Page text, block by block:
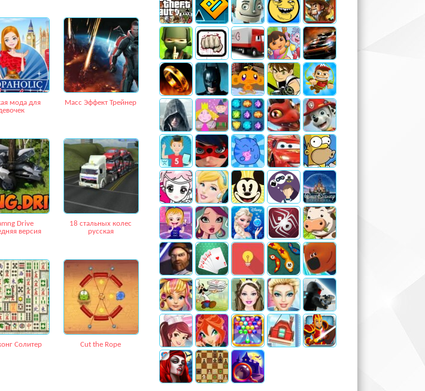
мода для
Масс Эффект Трейнер
Drive
версия
18 стальных колес
русская
Солитер Cut the Rope